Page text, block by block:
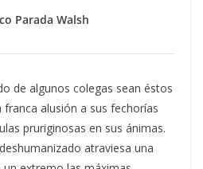
Parada Walsh
de algunos colegas sean éstos
alusión a sus fechorías
pruriginosas en sus ánimas.
atraviesa una